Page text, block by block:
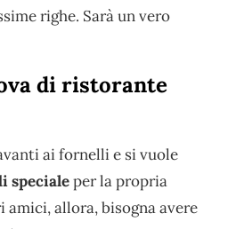
righe. Sarà un vero
di ristorante
ai fornelli e si vuole
specialeper la propria
allora, bisogna avere